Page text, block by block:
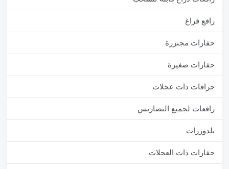
رافع فراغ
حفارات مجنزرة
حفارات صغيرة
جرافات ذات عجلات
رافعات لجميع التضاريس
بلدوزرات
حفارات ذات العجلات